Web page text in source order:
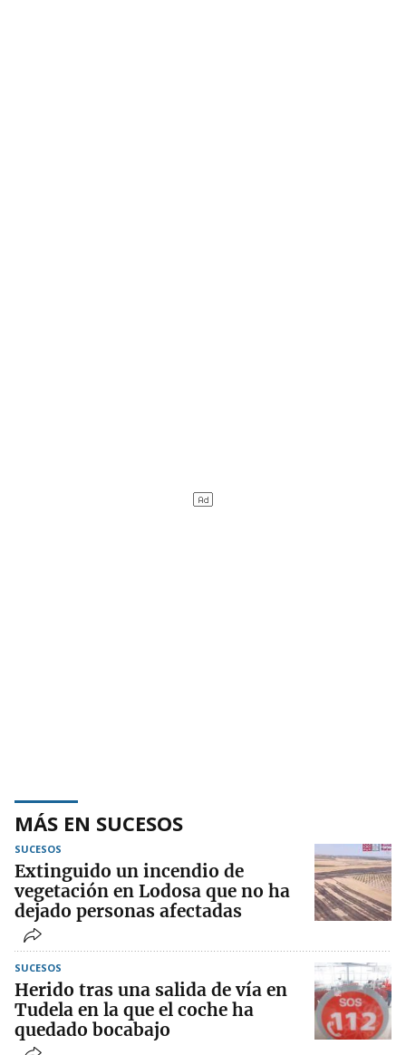
MÁS EN SUCESOS
SUCESOS
Extinguido un incendio de
vegetación en Lodosa que no ha
dejado personas afectadas
SUCESOS
Herido tras una salida de vía en
Tudela en la que el coche ha
quedado bocabajo